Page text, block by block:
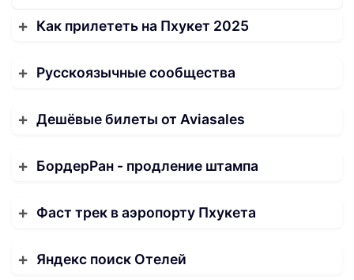
Как прилететь на Пхукет 2025
Русскоязычные сообщества
Дешёвые билеты от Aviasales
БордерРан - продление штампа
Фаст трек в аэропорту Пхукета
Яндекс поиск Отелей